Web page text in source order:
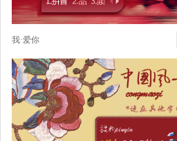
我·爱你